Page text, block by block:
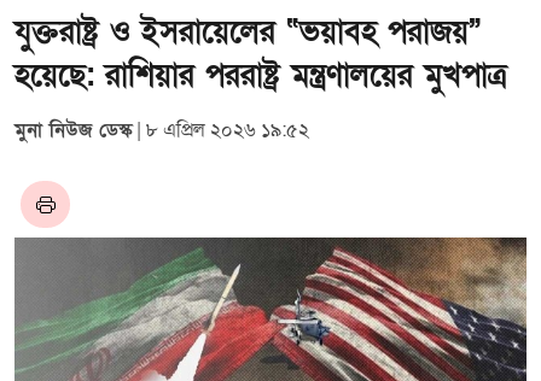
যুক্তরাষ্ট্র ও ইসরায়েলের “ভয়াবহ পরাজয়”
হয়েছে: রাশিয়ার পররাষ্ট্র মন্ত্রণালয়ের মুখপাত্র
মুনা নিউজ ডেস্ক| ৮ এপ্রিল ২০২৬ ১৯:৫২